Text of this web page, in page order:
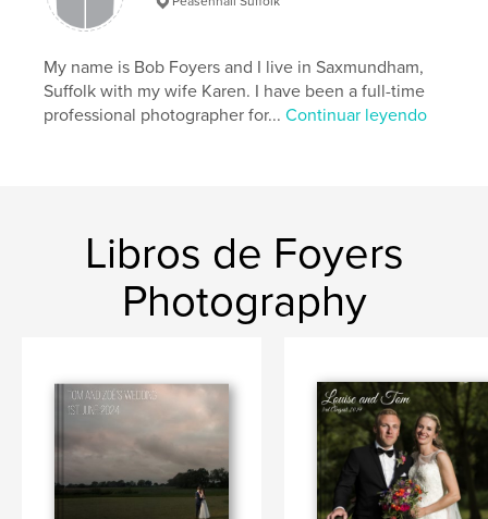
My name is Bob Foyers and I live in Saxmundham,
Suffolk with my wife Karen. I have been a full-time
professional photographer for...Continuar leyendo
Libros de Foyers
Photography